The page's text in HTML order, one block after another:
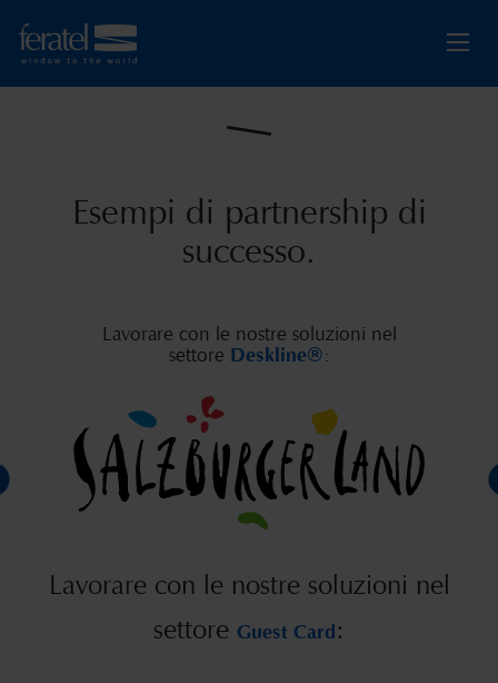
Esempi di partnership di
successo.
Lavorare con le nostre soluzioni nel
settore Deskline®:
Lavorare con le nostre soluzioni nel
settore Guest Card: